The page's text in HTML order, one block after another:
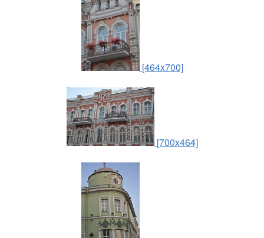
[464x700]
[700x464]